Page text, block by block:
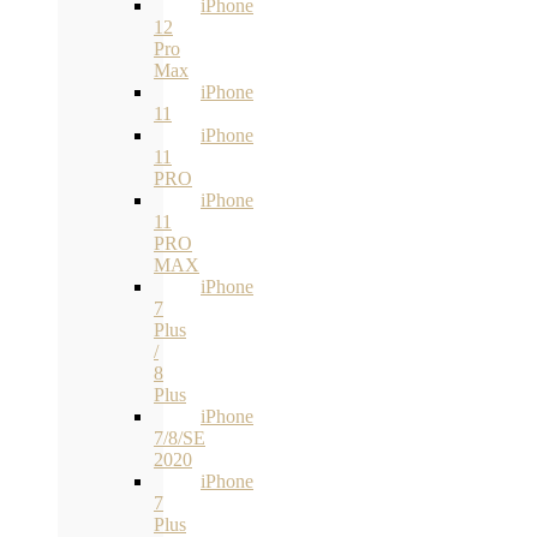
iPhone
12
Pro
Max
iPhone
11
iPhone
11
PRO
iPhone
11
PRO
MAX
iPhone
7
Plus
/
8
Plus
iPhone
7/8/SE
2020
iPhone
7
Plus